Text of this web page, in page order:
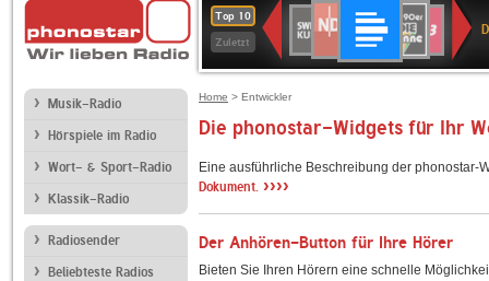
Top 10
Zuletzt
Deutschlandfunk
80er
90er
OLDIE
ANTENNE
SWR3
SWR
Kultur
2
Musik-Radio
Hörspiele im Radio
Wort- & Sport-Radio
Klassik-Radio
Radiosender
Beliebteste Radios
Home > Entwickler
Die phonostar-Widgets für Ihr
Eine ausführliche Beschreibung der
Dokument. ››››
Der Anhören-Button für Ihre Hörer
Bieten Sie Ihren Hörern eine schnelle